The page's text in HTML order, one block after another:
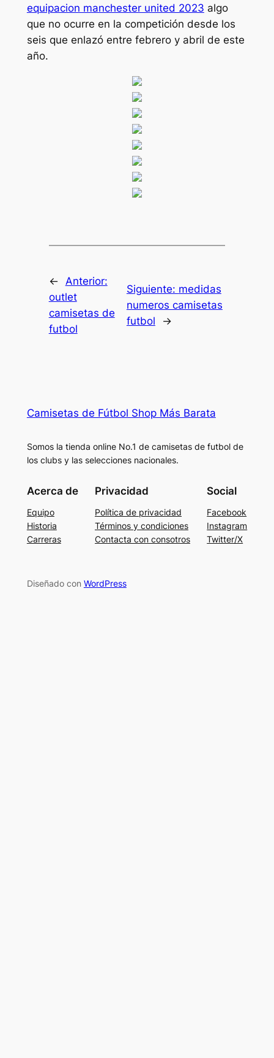
equipacion manchester united 2023 algo
que no ocurre en la competición desde los
seis que enlazó entre febrero y abril de este
año.
← Anterior:
outlet
camisetas de
futbol
Siguiente: medidas
numeros camisetas
futbol
→
Camisetas de Fútbol Shop Más Barata
Somos la tienda online No.1 de camisetas de futbol de
los clubs y las selecciones nacionales.
Acerca de
Equipo
Historia
Carreras
Privacidad
Política de privacidad
Términos y condiciones
Contacta con consotros
Social
Facebook
Instagram
Twitter/X
Diseñado con WordPress